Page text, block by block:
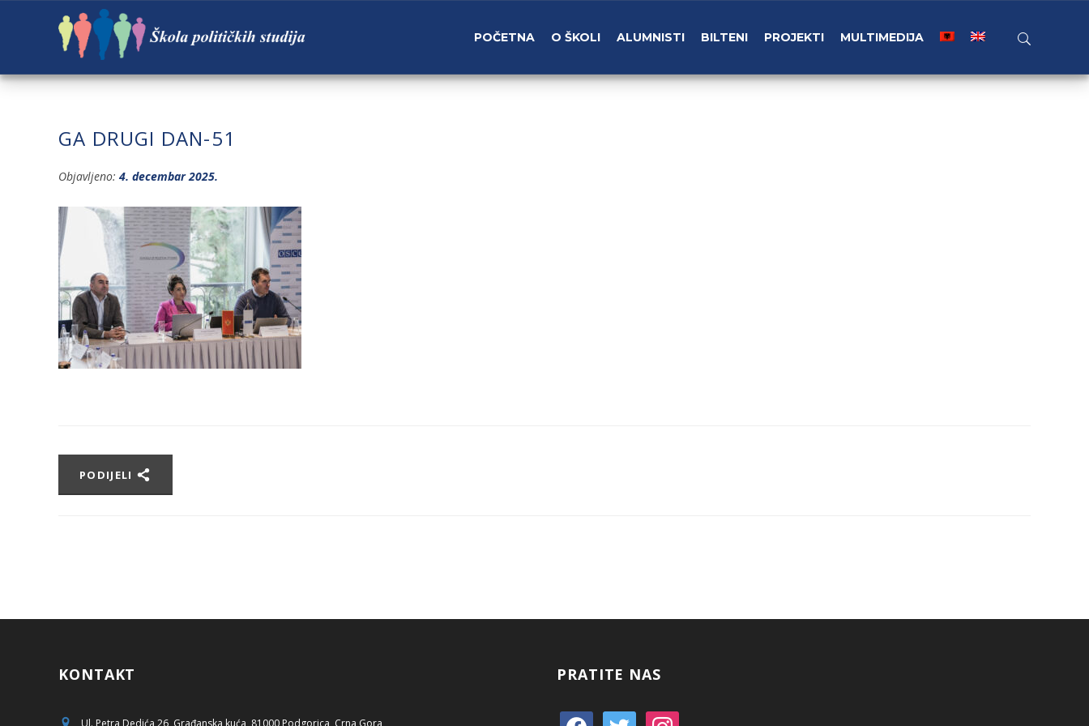
POČETNA O ŠKOLI ALUMNISTI BILTENI PROJEKTI MULTIMEDIJA
GA DRUGI DAN-51
Objavljeno: 4. decembar 2025.
PODIJELI
KONTAKT
Ul. Petra Dedića 26, Građanska kuća, 81000 Podgorica, Crna Gora
PRATITE NAS